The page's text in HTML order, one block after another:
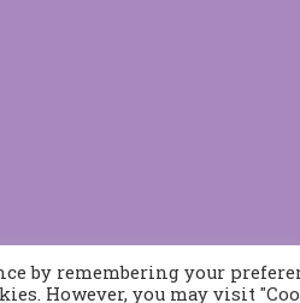
by remembering your
However, you may visit